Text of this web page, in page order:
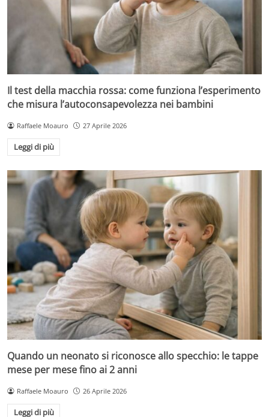
Il test della macchia rossa: come funziona l’esperimento
che misura l’autoconsapevolezza nei bambini
Raffaele Moauro 27 Aprile 2026
Leggi di più
Quando un neonato si riconosce allo specchio: le tappe
mese per mese fino ai 2 anni
Raffaele Moauro 26 Aprile 2026
Leggi di più